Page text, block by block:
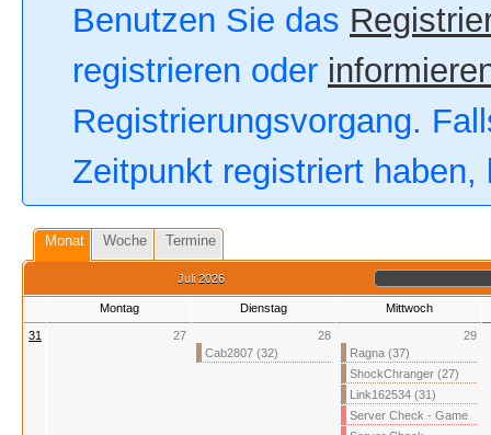
Benutzen Sie das
registrieren oder
Registrierungsvorgang.
Zeitpunkt registriert
Monat Woche Termine
Juli 2026
Montag Dienstag Mittwoch
31 27
28
Cab2807 (32)
29
Ragna (37)
ShockChranger (27)
Link162534 (31)
Server Check - Game